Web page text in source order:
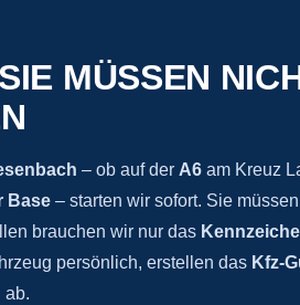
MÜSSEN
– ob auf der A6 am Kreuz
Base – starten wir sofort. Sie
brauchen wir nur das
persönlich, erstellen das Kfz-
ab.